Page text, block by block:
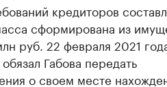
кредиторов
сформирована из
руб. 22 февраля 2021
Габова передать
о своем месте